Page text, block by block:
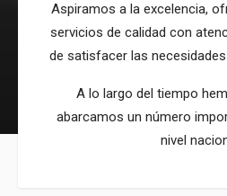
Aspiramos a la excelencia,
servicios de calidad con
de satisfacer las
A lo largo del tiempo
abarcamos un número
nivel